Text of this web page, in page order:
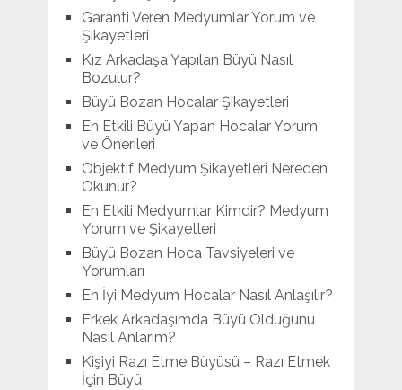
Garanti Veren Medyumlar Yorum ve
Şikayetleri
Kız Arkadaşa Yapılan Büyü Nasıl
Bozulur?
Büyü Bozan Hocalar Şikayetleri
En Etkili Büyü Yapan Hocalar Yorum
ve Önerileri
Objektif Medyum Şikayetleri Nereden
Okunur?
En Etkili Medyumlar Kimdir? Medyum
Yorum ve Şikayetleri
Büyü Bozan Hoca Tavsiyeleri ve
Yorumları
En İyi Medyum Hocalar Nasıl Anlaşılır?
Erkek Arkadaşımda Büyü Olduğunu
Nasıl Anlarım?
Kişiyi Razı Etme Büyüsü – Razı Etmek
İçin Büyü